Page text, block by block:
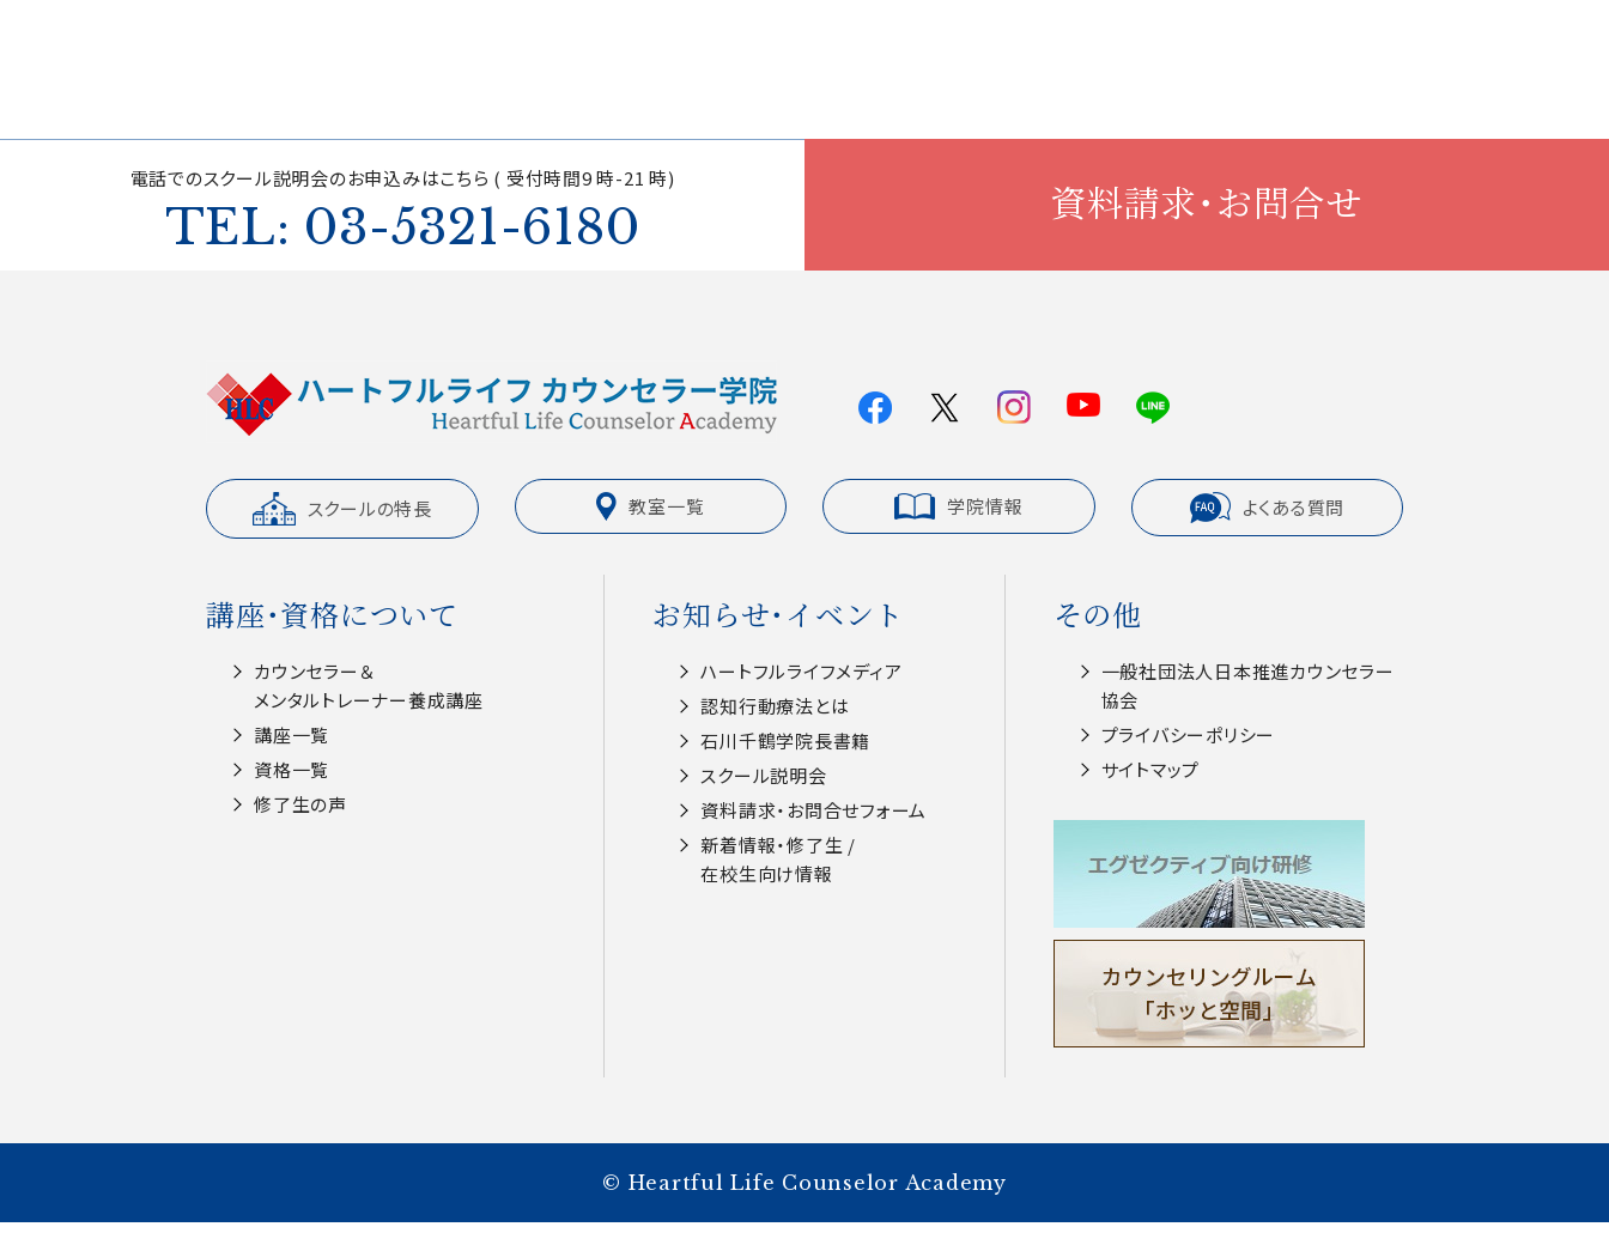
電話でのスクール説明会のお申込みはこちら ( 受付時間9 時-21 時)
TEL: 03-5321-6180 資料請求・お問合せ
スクールの特長 教室一覧 学院情報 よくある質問
講座・資格について
カウンセラー＆
メンタルトレーナー養成講座
講座一覧
資格一覧
修了生の声
お知らせ・イベント
ハートフルライフメディア
認知⾏動療法とは
⽯川千鶴学院⻑書籍
スクール説明会
資料請求・お問合せフォーム
新着情報・修了生 /
在校⽣向け情報
その他
一般社団法人⽇本推進カウンセラー
協会
プライバシーポリシー
サイトマップ
© Heartful Life Counselor Academy